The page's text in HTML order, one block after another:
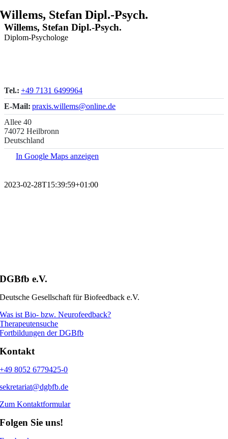
Willems, Stefan Dipl.-Psych.
Willems, Stefan Dipl.-Psych.
Diplom-Psychologe
Tel.: +49 7131 6499964
E-Mail: praxis.willems@online.de
Allee 40
74072 Heilbronn
Deutschland
In Google Maps anzeigen
2023-02-28T15:39:59+01:00
DGBfb e.V.
Deutsche Gesellschaft für Biofeedback e.V.
Was ist Bio- bzw. Neurofeedback?
Therapeutensuche
Fortbildungen der DGBfb
Kontakt
+49 8052 6779425-0
sekretariat@dgbfb.de
Zum Kontaktformular
Folgen Sie uns!